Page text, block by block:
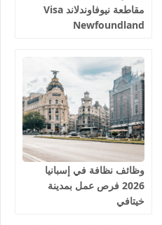
مقاطعة نيوفاوندلاند Visa
Newfoundland
وظائف نظافة في إسبانيا
2026 فرص عمل بمدينة
خيتافي